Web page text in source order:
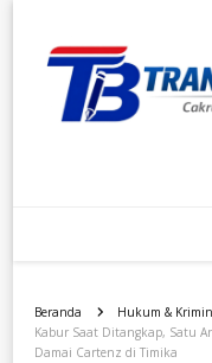
Beranda
Hukum &
Kabur Saat Ditangkap, Satu
Damai Cartenz di Timika